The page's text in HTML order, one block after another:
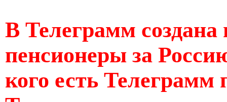
В Телеграмм
пенсионеры за
кого есть Телеграмм